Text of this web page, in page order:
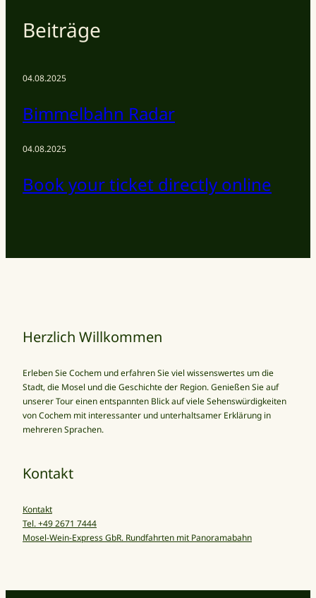
Beiträge
04.08.2025
Bimmelbahn Radar
04.08.2025
Book your ticket directly online
Herzlich Willkommen
Erleben Sie Cochem und erfahren Sie viel wissenswertes um die
Stadt, die Mosel und die Geschichte der Region. Genießen Sie auf
unserer Tour einen entspannten Blick auf viele Sehenswürdigkeiten
von Cochem mit interessanter und unterhaltsamer Erklärung in
mehreren Sprachen.
Kontakt
Kontakt
Tel. +49 2671 7444
Mosel-Wein-Express GbR. Rundfahrten mit Panoramabahn